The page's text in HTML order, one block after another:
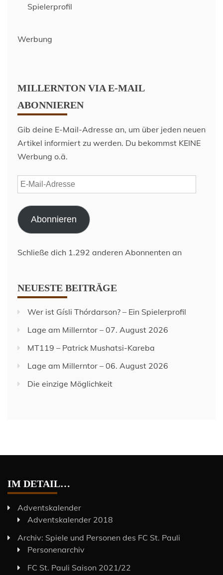
Spielerprofil
Werbung
MILLERNTON VIA E-MAIL
ABONNIEREN
Gib deine E-Mail-Adresse an, um über jeden neuen
Artikel informiert zu werden. Du bekommst KEINE
Werbung o.ä.
E-
Mail-
Adresse
Abonnieren
Schließe dich 1.292 anderen Abonnenten an
NEUESTE BEITRÄGE
Wer ist Gísli Thórdarson? – Ein Spielerprofil
Lage am Millerntor – 07. August 2026
MT119 – Patrick Mushatsi-Kareba
Lage am Millerntor – 06. August 2026
Die einzige Möglichkeit
IM DETAIL…
Adventskalender
Adventskalender 2018
Archiv: Spiele und Personen des FC St. Pauli
Personenarchiv
FC St. Pauli Saison 2021/22